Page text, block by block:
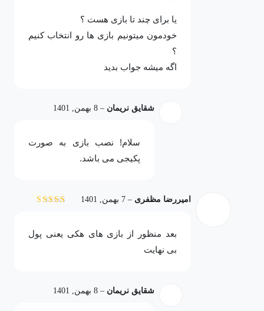
یا برای چند تا بازی هست ؟
خودمون میتونیم بازی ها رو انتخاب کنیم
؟
اگه میشه جواب بدید
شقایق نریمان – 8 بهمن, 1401
سلام! نصب بازی به صورت
پکیجی می باشد.
امیررضا مظفری – 7 بهمن, 1401
بعد منظور از بازی های هکی یعنی پول
بی نهایت
شقایق نریمان – 8 بهمن, 1401